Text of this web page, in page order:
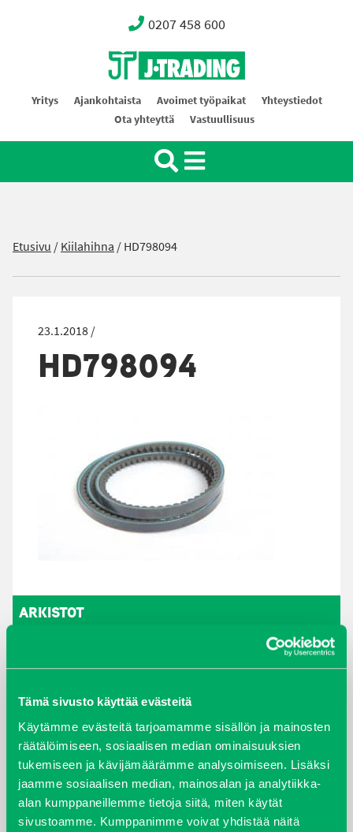
Tämä sivusto käyttää evästeitä
Käytämme evästeitä tarjoamamme sisällön ja mainosten
räätälöimiseen, sosiaalisen median ominaisuuksien
tukemiseen ja kävijämäärämme analysoimiseen. Lisäksi
jaamme sosiaalisen median, mainosalan ja analytiikka-
alan kumppaneillemme tietoja siitä, miten käytät
sivustoamme. Kumppanimme voivat yhdistää näitä
0207 458 600
Oy J-Trading Ab
Yritys Ajankohtaista Avoimet työpaikat
Yhteystiedot
Ota yhteyttä
Vastuullisuus
Etusivu /Kiilahihna /HD798094
23.1.2018 /
HD798094
ARKISTOT
syyskuu 2023
joulukuu 2022
huhtikuu 2022